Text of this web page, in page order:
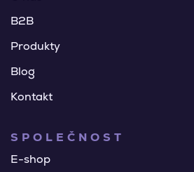
B2B
Produkty
Blog
Kontakt
SPOLEČNOST
E-shop